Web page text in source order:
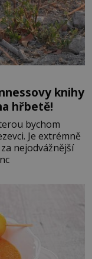
knihy
hřbetě!
bychom
Je extrémně
nejodvážnější